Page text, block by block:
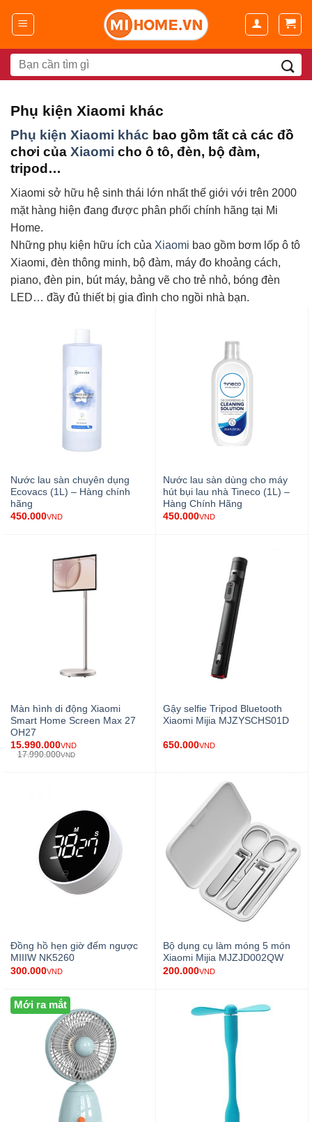
đến
dungSearch
for:
Phụ kiện Xiaomi khác
Phụ kiện Xiaomi khác bao gồm tất cả các đồ
chơi của Xiaomi cho ô tô, đèn, bộ đàm,
tripod…
Xiaomi sở hữu hệ sinh thái lớn nhất thế giới với trên 2000
mặt hàng hiện đang được phân phối chính hãng tại Mi
Home.
Những phụ kiện hữu ích của Xiaomi bao gồm bơm lốp ô tô
Xiaomi, đèn thông minh, bộ đàm, máy đo khoảng cách,
piano, đèn pin, bút máy, bảng vẽ cho trẻ nhỏ, bóng đèn
LED… đầy đủ thiết bị gia đình cho ngồi nhà bạn.
Nước lau sàn chuyên dụng
Ecovacs (1L) – Hàng chính
hãng
450.000VND
Nước lau sàn dùng cho máy
hút bụi lau nhà Tineco (1L) –
Hàng Chính Hãng
450.000VND
Màn hình di động Xiaomi
Smart Home Screen Max 27
OH27
15.990.000VND
17.990.000VND
Gậy selfie Tripod Bluetooth
Xiaomi Mijia MJZYSCHS01D
650.000VND
Đồng hồ hẹn giờ đếm ngược
MIIIW NK5260
300.000VND
Bộ dụng cụ làm móng 5 món
Xiaomi Mijia MJZJD002QW
200.000VND
Mới ra mắt